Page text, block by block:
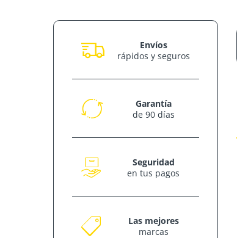
Envíos
rápidos y seguros
Garantía
de 90 días
Seguridad
en tus pagos
Las mejores
marcas